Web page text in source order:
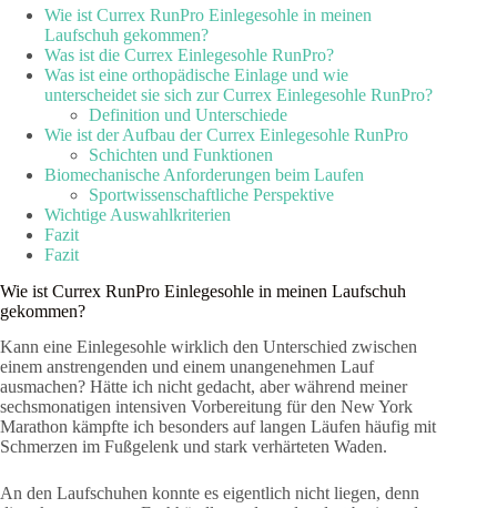
Wie ist Currex RunPro Einlegesohle in meinen
Laufschuh gekommen?
Was ist die Currex Einlegesohle RunPro?
Was ist eine orthopädische Einlage und wie
unterscheidet sie sich zur Currex Einlegesohle RunPro?
Definition und Unterschiede
Wie ist der Aufbau der Currex Einlegesohle RunPro
Schichten und Funktionen
Biomechanische Anforderungen beim Laufen
Sportwissenschaftliche Perspektive
Wichtige Auswahlkriterien
Fazit
Fazit
Wie ist Currex RunPro Einlegesohle in meinen Laufschuh
gekommen?
Kann eine Einlegesohle wirklich den Unterschied zwischen
einem anstrengenden und einem unangenehmen Lauf
ausmachen? Hätte ich nicht gedacht, aber während meiner
sechsmonatigen intensiven Vorbereitung für den New York
Marathon kämpfte ich besonders auf langen Läufen häufig mit
Schmerzen im Fußgelenk und stark verhärteten Waden.
An den Laufschuhen konnte es eigentlich nicht liegen, denn